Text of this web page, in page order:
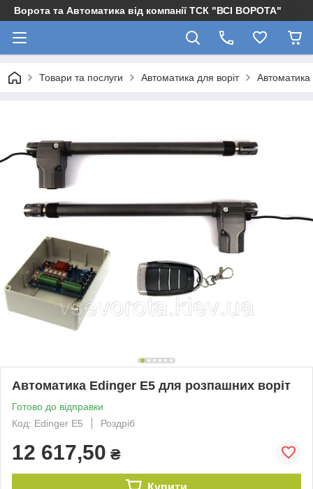
Ворота та Автоматика від компанії ТСК "ВСІ ВОРОТА"
Товари та послуги Автоматика для воріт Автоматика
Автоматика Edinger E5 для розпашних воріт
Готово до відправки
Код: Edinger E5
Роздріб
12 617,50 ₴